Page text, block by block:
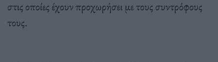
στις οποίες έχουν προχωρήσει με τους συντρόφους
τους.